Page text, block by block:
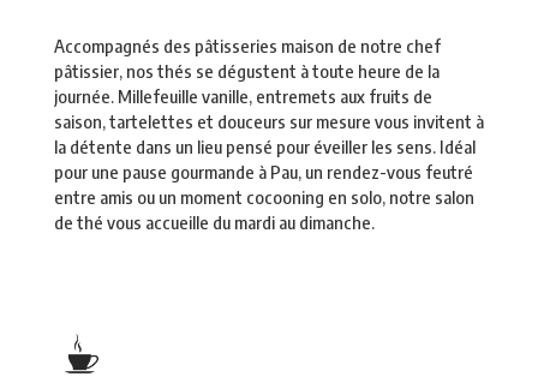
Accompagnés des pâtisseries maison de notre chef
pâtissier, nos thés se dégustent à toute heure de la
journée. Millefeuille vanille, entremets aux fruits de
saison, tartelettes et douceurs sur mesure vous invitent à
la détente dans un lieu pensé pour éveiller les sens. Idéal
pour une pause gourmande à Pau, un rendez-vous feutré
entre amis ou un moment cocooning en solo, notre salon
de thé vous accueille du mardi au dimanche.